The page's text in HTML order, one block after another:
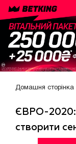
Домашня сторінка
ЄВРО-2020:
створити